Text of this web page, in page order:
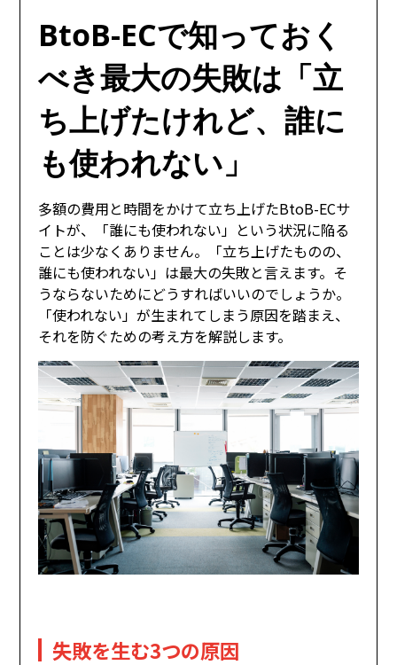
BtoB-ECで知っておく
べき最大の失敗は「立
ち上げたけれど、誰に
も使われない」
多額の費用と時間をかけて立ち上げたBtoB-ECサ
イトが、「誰にも使われない」という状況に陥る
ことは少なくありません。「立ち上げたものの、
誰にも使われない」は最大の失敗と言えます。そ
うならないためにどうすればいいのでしょうか。
「使われない」が生まれてしまう原因を踏まえ、
それを防ぐための考え方を解説します。
失敗を生む3つの原因